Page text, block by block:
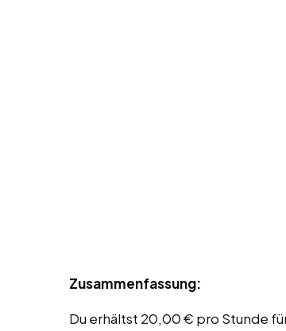
Zusammenfassung:
Du erhältst 20,00 € pro Stunde